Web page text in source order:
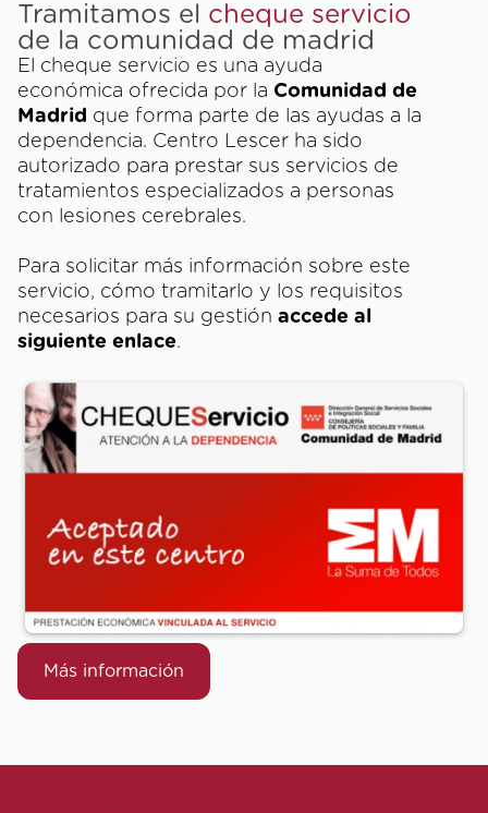
Tramitamos el cheque servicio
de la comunidad de madrid
El cheque servicio es una ayuda
económica ofrecida por la Comunidad de
Madrid que forma parte de las ayudas a la
dependencia. Centro Lescer ha sido
autorizado para prestar sus servicios de
tratamientos especializados a personas
con lesiones cerebrales.
Para solicitar más información sobre este
servicio, cómo tramitarlo y los requisitos
necesarios para su gestión accede al
siguiente enlace.
Más información